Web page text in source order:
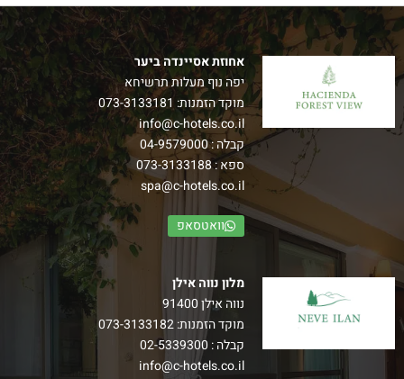
חדרי נוף ליער
חדש! חדרי נוף ליער אגף חדש של חדרים מרווחים במיוחד,
היוצאים למרפסת נוף גלילי מרהיב.
הרכב: עד זוג+ 3 ילדים
למידע נוסף
אחוזת אסיינדה ביער
יפה נוף מעלות תרשיחא
מוקד הזמנות: 073-3133181
info@c-hotels.co.il
קבלה :04-9579000
ספא :073-3133188
spa@c-hotels.co.il
וואטסאפ
מלון נווה אילן
נווה אילן 91400
מוקד הזמנות:073-3133182
קבלה : 02-5339300
info@c-hotels.co.il